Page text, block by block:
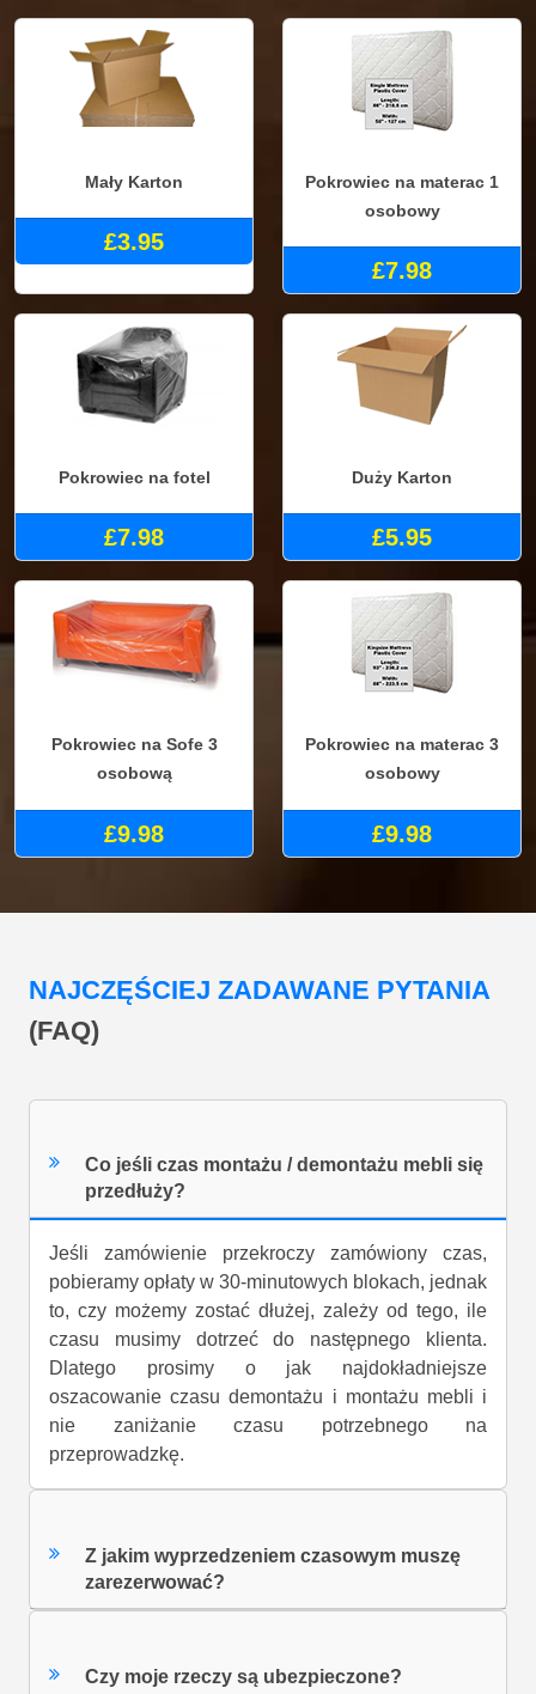
Mały Karton
£3.95
Pokrowiec na materac 1
osobowy
£7.98
Pokrowiec na fotel
£7.98
Duży Karton
£5.95
Pokrowiec na Sofe 3
osobową
£9.98
Pokrowiec na materac 3
osobowy
£9.98
NAJCZĘŚCIEJ ZADAWANE PYTANIA
(FAQ)
Co jeśli czas montażu / demontażu mebli się
przedłuży?
Jeśli zamówienie przekroczy zamówiony czas,
pobieramy opłaty w 30-minutowych blokach, jednak
to, czy możemy zostać dłużej, zależy od tego, ile
czasu musimy dotrzeć do następnego klienta.
Dlatego prosimy o jak najdokładniejsze
oszacowanie czasu demontażu i montażu mebli i
nie zaniżanie czasu potrzebnego na
przeprowadzkę.
Z jakim wyprzedzeniem czasowym muszę
zarezerwować?
Czy moje rzeczy są ubezpieczone?